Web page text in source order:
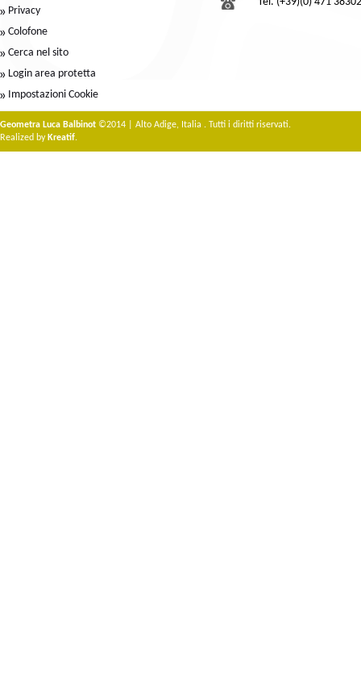
Privacy
Colofone
Cerca nel sito
Login area protetta
Impostazioni Cookie
Geometra Luca Balbinot ©2014 | Alto Adige, Italia . Tutti i diritti riservati.
Realized by Kreatif.